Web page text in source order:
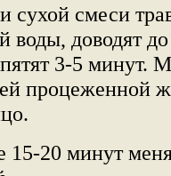
сухой смеси
воды, доводят
3-5 минут.
процеженной
15-20 минут